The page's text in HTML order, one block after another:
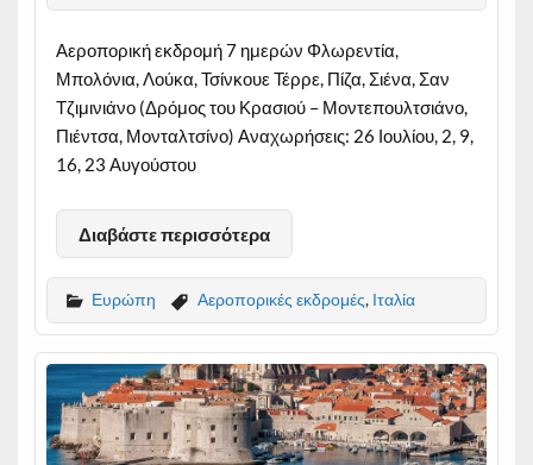
Αεροπορική εκδρομή 7 ημερών Φλωρεντία,
Μπολόνια, Λούκα, Τσίνκουε Τέρρε, Πίζα, Σιένα, Σαν
Τζιμινιάνο (Δρόμος του Κρασιού – Μοντεπουλτσιάνο,
Πιέντσα, Μονταλτσίνο) Αναχωρήσεις: 26 Ιουλίου, 2, 9,
16, 23 Αυγούστου
Διαβάστε περισσότερα
Ευρώπη Αεροπορικές εκδρομές, Ιταλία